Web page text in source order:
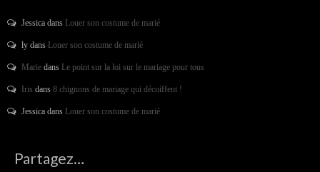
Jessica dans Louer son costume de marié
ly dans Louer son costume de marié
Marie dans Le point sur la loi sur le mariage pour tous
Iris dans 8 chignons de mariage qui décoiffent !
Jessica dans Louer son costume de marié
Partagez…